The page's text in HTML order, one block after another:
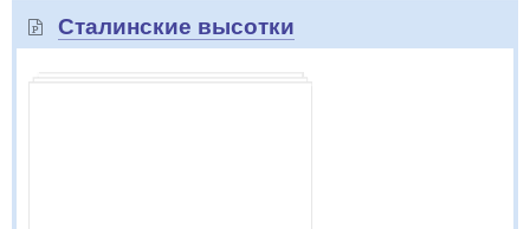
Сталинские высотки